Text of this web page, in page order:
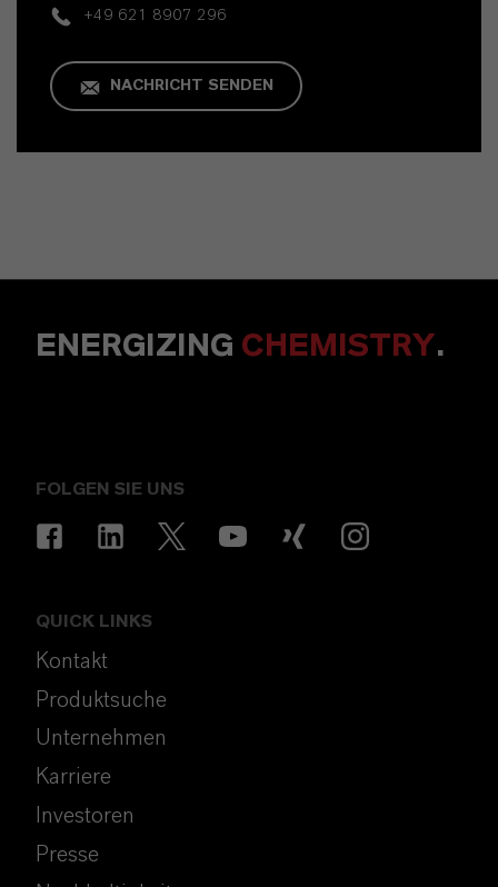
+49 621 8907 296
NACHRICHT SENDEN
ENERGIZING CHEMISTRY.
FOLGEN SIE UNS
QUICK LINKS
Kontakt
Produktsuche
Unternehmen
Karriere
Investoren
Presse